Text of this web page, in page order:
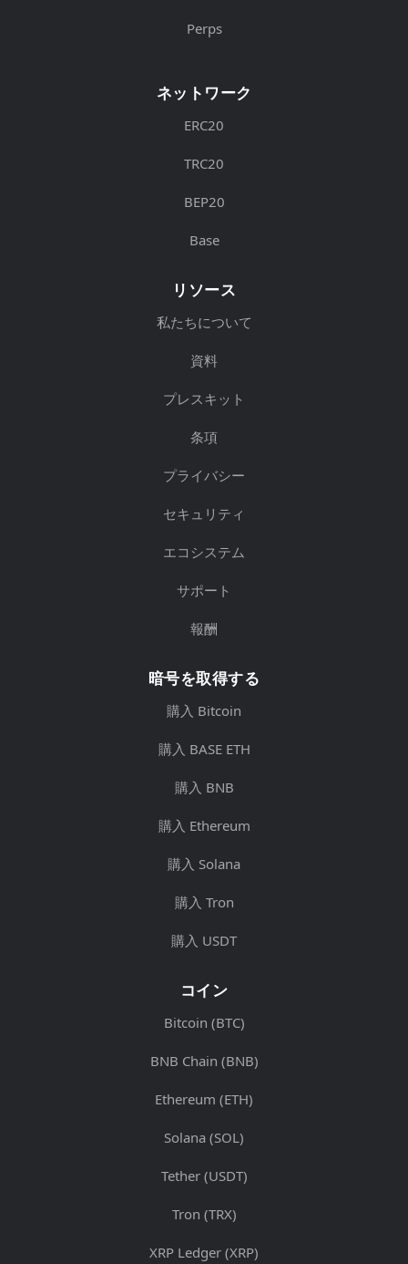
Perps
ネットワーク
ERC20
TRC20
BEP20
Base
リソース
私たちについて
資料
プレスキット
条項
プライバシー
セキュリティ
エコシステム
サポート
報酬
暗号を取得する
購入 Bitcoin
購入 BASE ETH
購入 BNB
購入 Ethereum
購入 Solana
購入 Tron
購入 USDT
コイン
Bitcoin (BTC)
BNB Chain (BNB)
Ethereum (ETH)
Solana (SOL)
Tether (USDT)
Tron (TRX)
XRP Ledger (XRP)